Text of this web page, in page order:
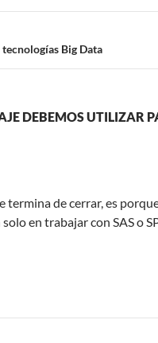
Big Data
DEBEMOS UTILIZAR
termina de cerrar, es
en trabajar con SAS o